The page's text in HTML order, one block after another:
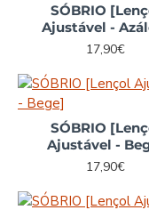
SÓBRIO
Ajustável -
17,90€
SÓBRIO
Ajustável -
17,90€